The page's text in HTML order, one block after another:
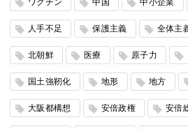
ワクチン 中国 中小企業
人手不足 保護主義 全体主
北朝鮮 医療 原子力
国土強靭化 地形 地方
大阪都構想 安倍政権 安倍